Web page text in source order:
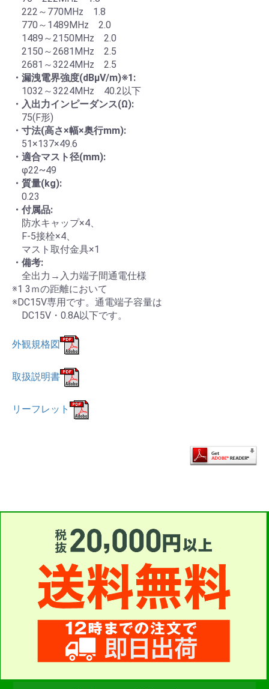
お買い物を続ける
222～770MHz 1.8
770～1489MHz 2.0
1489～2150MHz 2.0
2150～2681MHz 2.5
2681～3224MHz 2.5
・漏洩電界強度(dBμV/m)※1:
1032～3224MHz 40.2以下
・入出力インピーダンス(Ω):
75(F形)
・寸法(高さ×幅×奥行mm):
51×137×49.6
・適合マスト径(mm):
φ22~49
・質量(kg):
0.23
・付属品:
防水キャップ×4、
F-5接栓×4、
マスト取付金具×1
・備考:
全出力→入力端子間通電仕様
※1 3ｍの距離において
※DC15V専用です。通電端子容量は
DC15V・0.8A以下です。
外観規格図
取扱説明書
リーフレット